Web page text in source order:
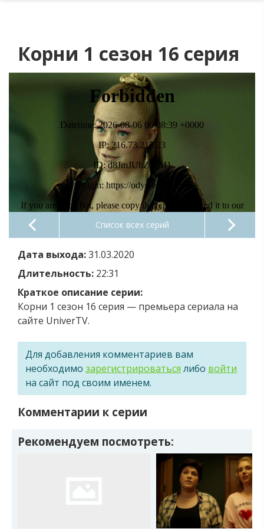
Корни 1 сезон 16 серия
Список всех серий
Дата выхода:31.03.2020
Длительность: 22:31
Краткое описание серии:
Корни 1 сезон 16 серия — премьера сериала на
сайте UniverTV.
Для добавления комментариев вам
необходимо зарегистрироваться либо войти
на сайт под своим именем.
Комментарии к серии
Рекомендуем посмотреть: